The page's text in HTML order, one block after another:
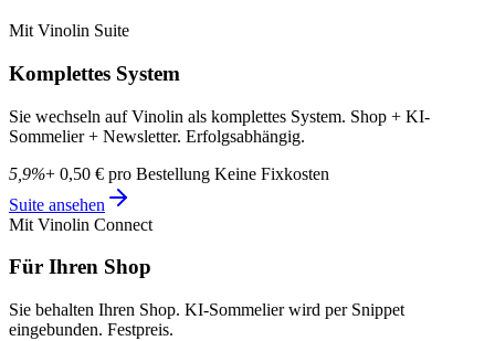
Mit Vinolin Suite
Komplettes System
Sie wechseln auf Vinolin als komplettes System. Shop + KI-
Sommelier + Newsletter. Erfolgsabhängig.
5,9%+ 0,50 € pro Bestellung Keine Fixkosten
Suite ansehen
Mit Vinolin Connect
Für Ihren Shop
Sie behalten Ihren Shop. KI-Sommelier wird per Snippet
eingebunden. Festpreis.